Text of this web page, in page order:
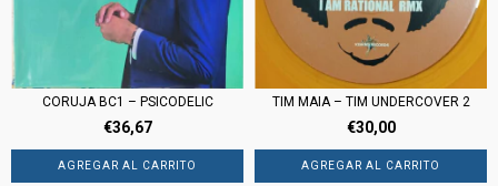
CORUJA BC1 ‎– PSICODELIC
€36,67
TIM MAIA – TIM UNDERCOVER 2
€30,00